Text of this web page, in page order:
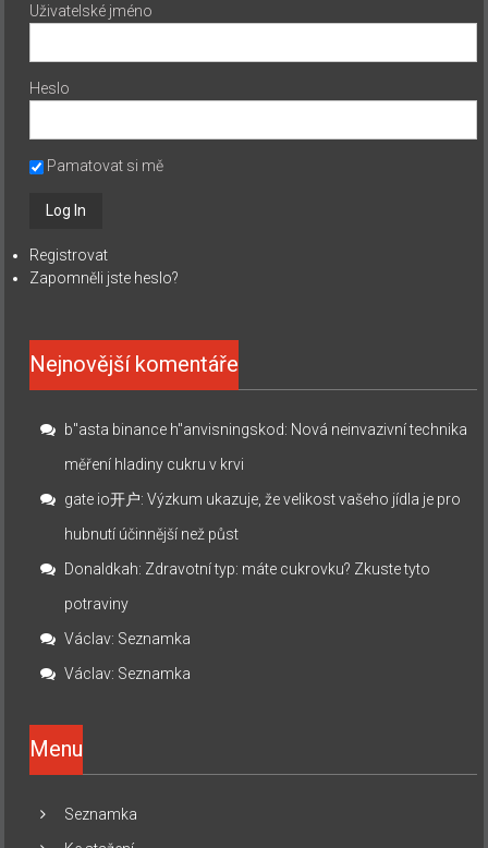
Uživatelské jméno
Heslo
Pamatovat si mě
Registrovat
Zapomněli jste heslo?
Nejnovější komentáře
b"asta binance h"anvisningskod: Nová neinvazivní technika
měření hladiny cukru v krvi
gate io开户:Výzkum ukazuje, že velikost vašeho jídla je pro
hubnutí účinnější než půst
Donaldkah: Zdravotní typ: máte cukrovku? Zkuste tyto
potraviny
Václav: Seznamka
Václav: Seznamka
Menu
Seznamka